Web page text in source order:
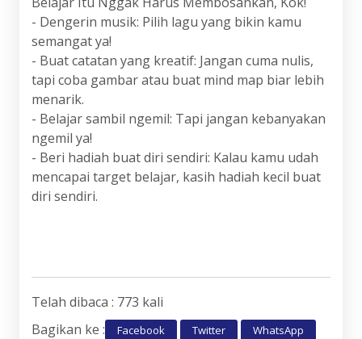
- Dengerin musik: Pilih lagu yang bikin kamu
semangat ya!
- Buat catatan yang kreatif: Jangan cuma nulis,
tapi coba gambar atau buat mind map biar lebih
menarik.
- Belajar sambil ngemil: Tapi jangan kebanyakan
ngemil ya!
- Beri hadiah buat diri sendiri: Kalau kamu udah
mencapai target belajar, kasih hadiah kecil buat
diri sendiri.
Telah dibaca : 773 kali
Bagikan ke :
Facebook Twitter
WhatsApp